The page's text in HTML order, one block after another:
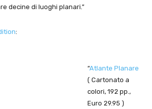
decine di luoghi planari.”
:
“Atlante Planare
( Cartonato a
colori, 192 pp.,
Euro 29.95 )